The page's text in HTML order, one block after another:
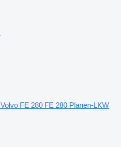
Volvo FE 280 FE 280 Planen-LKW